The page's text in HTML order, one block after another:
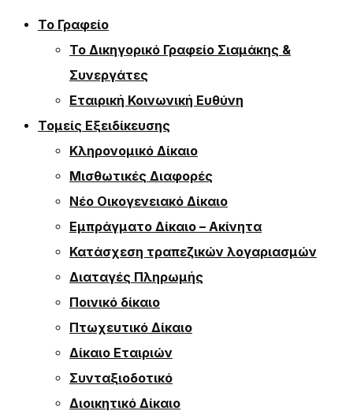
Το Γραφείο
Το Δικηγορικό Γραφείο Σιαμάκης &
Συνεργάτες
Εταιρική Κοινωνική Ευθύνη
Τομείς Εξειδίκευσης
Κληρονομικό Δίκαιο
Μισθωτικές Διαφορές
Νέο Οικογενειακό Δίκαιο
Εμπράγματο Δίκαιο – Ακίνητα
Κατάσχεση τραπεζικών λογαριασμών
Διαταγές Πληρωμής
Ποινικό δίκαιο
Πτωχευτικό Δίκαιο
Δίκαιο Εταιριών
Συνταξιοδοτικό
Διοικητικό Δίκαιο